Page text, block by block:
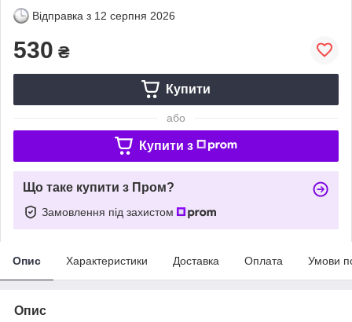
Відправка з 12 серпня 2026
530 ₴
Купити
або
Купити з
Що таке купити з Пром?
Замовлення під захистом
Опис Характеристики Доставка Оплата Умови
Опис